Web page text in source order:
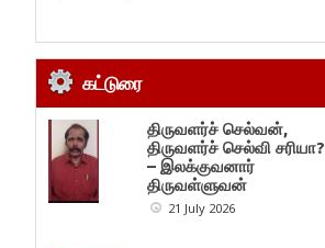
கட்டுரை
திருவளர்ச் செல்வன்,
திருவளர்ச் செல்வி சரியா?
– இலக்குவனார்
திருவள்ளுவன்
21 July 2026